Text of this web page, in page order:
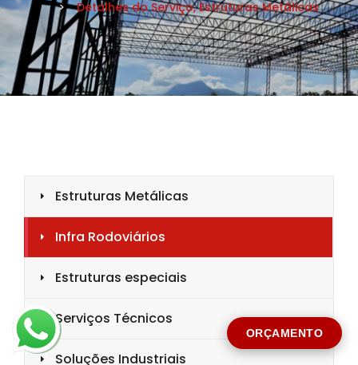
ORÇAMENTO
CIDADE *
MENSAGEM *